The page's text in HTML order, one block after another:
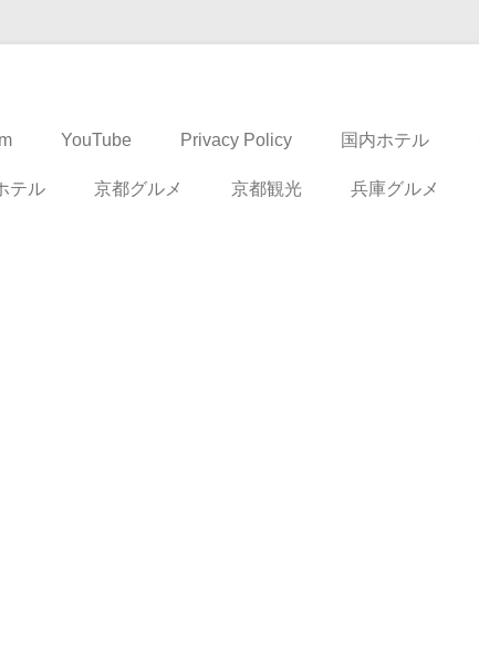
YouTube Privacy Policy 国内ホテル
テル 京都グルメ 京都観光 兵庫グルメ